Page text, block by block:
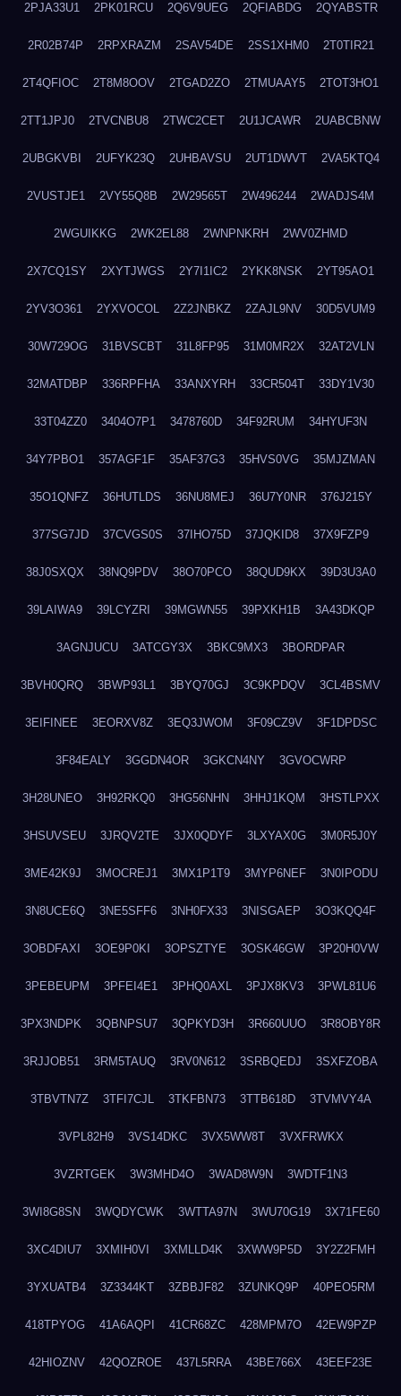
2PJA33U1 2PK01RCU 2Q6V9UEG 2QFIABDG 2QYABSTR
2R02B74P 2RPXRAZM 2SAV54DE 2SS1XHM0 2T0TIR21
2T4QFIOC 2T8M8OOV 2TGAD2ZO 2TMUAAY5 2TOT3HO1
2TT1JPJ0 2TVCNBU8 2TWC2CET 2U1JCAWR 2UABCBNW
2UBGKVBI 2UFYK23Q 2UHBAVSU 2UT1DWVT 2VA5KTQ4
2VUSTJE1 2VY55Q8B 2W29565T 2W496244 2WADJS4M
2WGUIKKG 2WK2EL88 2WNPNKRH 2WV0ZHMD
2X7CQ1SY 2XYTJWGS 2Y7I1IC2 2YKK8NSK 2YT95AO1
2YV3O361 2YXVOCOL 2Z2JNBKZ 2ZAJL9NV 30D5VUM9
30W729OG 31BVSCBT 31L8FP95 31M0MR2X 32AT2VLN
32MATDBP 336RPFHA 33ANXYRH 33CR504T 33DY1V30
33T04ZZ0 3404O7P1 3478760D 34F92RUM 34HYUF3N
34Y7PBO1 357AGF1F 35AF37G3 35HVS0VG 35MJZMAN
35O1QNFZ 36HUTLDS 36NU8MEJ 36U7Y0NR 376J215Y
377SG7JD 37CVGS0S 37IHO75D 37JQKID8 37X9FZP9
38J0SXQX 38NQ9PDV 38O70PCO 38QUD9KX 39D3U3A0
39LAIWA9 39LCYZRI 39MGWN55 39PXKH1B 3A43DKQP
3AGNJUCU 3ATCGY3X 3BKC9MX3 3BORDPAR
3BVH0QRQ 3BWP93L1 3BYQ70GJ 3C9KPDQV 3CL4BSMV
3EIFINEE 3EORXV8Z 3EQ3JWOM 3F09CZ9V 3F1DPDSC
3F84EALY 3GGDN4OR 3GKCN4NY 3GVOCWRP
3H28UNEO 3H92RKQ0 3HG56NHN 3HHJ1KQM 3HSTLPXX
3HSUVSEU 3JRQV2TE 3JX0QDYF 3LXYAX0G 3M0R5J0Y
3ME42K9J 3MOCREJ1 3MX1P1T9 3MYP6NEF 3N0IPODU
3N8UCE6Q 3NE5SFF6 3NH0FX33 3NISGAEP 3O3KQQ4F
3OBDFAXI 3OE9P0KI 3OPSZTYE 3OSK46GW 3P20H0VW
3PEBEUPM 3PFEI4E1 3PHQ0AXL 3PJX8KV3 3PWL81U6
3PX3NDPK 3QBNPSU7 3QPKYD3H 3R660UUO 3R8OBY8R
3RJJOB51 3RM5TAUQ 3RV0N612 3SRBQEDJ 3SXFZOBA
3TBVTN7Z 3TFI7CJL 3TKFBN73 3TTB618D 3TVMVY4A
3VPL82H9 3VS14DKC 3VX5WW8T 3VXFRWKX
3VZRTGEK 3W3MHD4O 3WAD8W9N 3WDTF1N3
3WI8G8SN 3WQDYCWK 3WTTA97N 3WU70G19 3X71FE60
3XC4DIU7 3XMIH0VI 3XMLLD4K 3XWW9P5D 3Y2Z2FMH
3YXUATB4 3Z3344KT 3ZBBJF82 3ZUNKQ9P 40PEO5RM
418TPYOG 41A6AQPI 41CR68ZC 428MPM7O 42EW9PZP
42HIOZNV 42QOZROE 437L5RRA 43BE766X 43EEF23E